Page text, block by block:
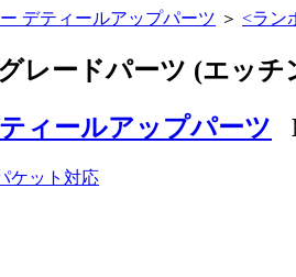
デティールアップパーツ ＞ <ラン
レードパーツ (エッチ
ィールアップパーツ